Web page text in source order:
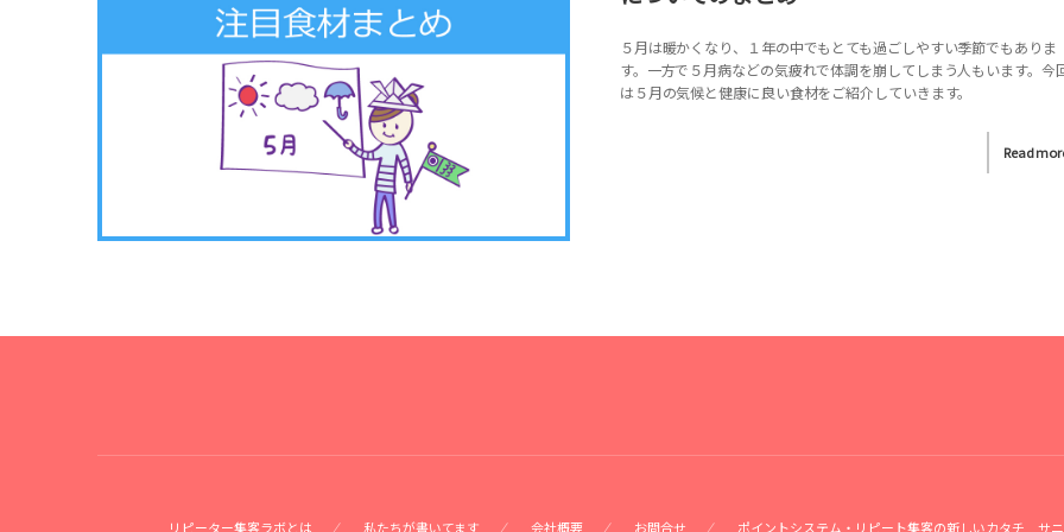
５月は暖かくなり、１年の中でもとても過ごしやすい季節でもありま
す。一方で５月病などの気疲れで体調を崩してしまう人もいます。今
は５月の気候と健康に良い食材をご紹介していきます。
Read
リピーター集客ラボとは 私たちが書いてます 会社概要 お問合せ ポイントシステム・リピート集客の新しいカタチ サ